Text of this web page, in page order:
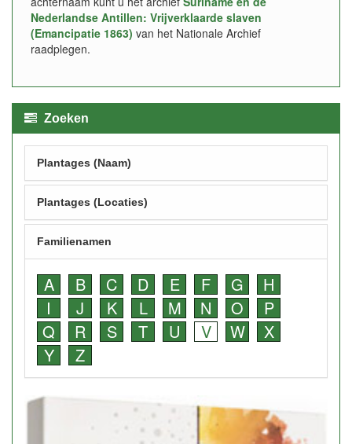
Nederlandse Antillen: Vrijverklaarde slaven
(Emancipatie 1863) van het Nationale Archief
raadplegen.
Zoeken
Plantages (Naam)
Plantages (Locaties)
Familienamen
A B C D E F G
H
I
J K L M N O
P
Q
R S T U V W
X
Y
Z